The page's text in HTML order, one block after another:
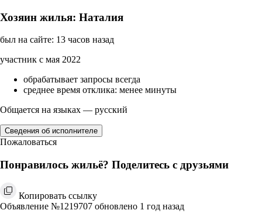
Хозяин жилья: Наталия
был на сайте: 13 часов назад
участник с мая 2022
обрабатывает запросы всегда
среднее время отклика: менее минуты
Общается на языках — русский
Сведения об исполнителе
Пожаловаться
Понравилось жильё? Поделитесь с друзьями
Копировать ссылку
Объявление №1219707 обновлено 1 год назад